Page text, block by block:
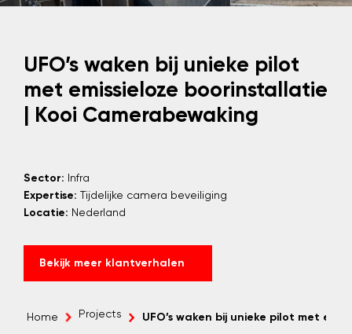
UFO’s waken bij unieke pilot
met emissieloze boorinstallatie
| Kooi Camerabewaking
Sector:
Infra
Expertise:
Tijdelijke camera beveiliging
Locatie: Nederland
Bekijk meer klantverhalen
Home Projects UFO’s waken bij unieke pilot met